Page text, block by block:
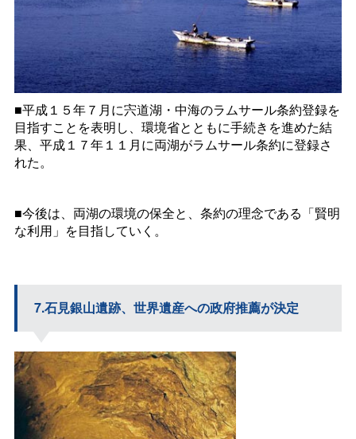
■平成１５年７月に宍道湖・中海のラムサール条約登録を
目指すことを表明し、環境省とともに手続きを進めた結
果、平成１７年１１月に両湖がラムサール条約に登録さ
れた。
■今後は、両湖の環境の保全と、条約の理念である「賢明
な利用」を目指していく。
7.石見銀山遺跡、世界遺産への政府推薦が決定